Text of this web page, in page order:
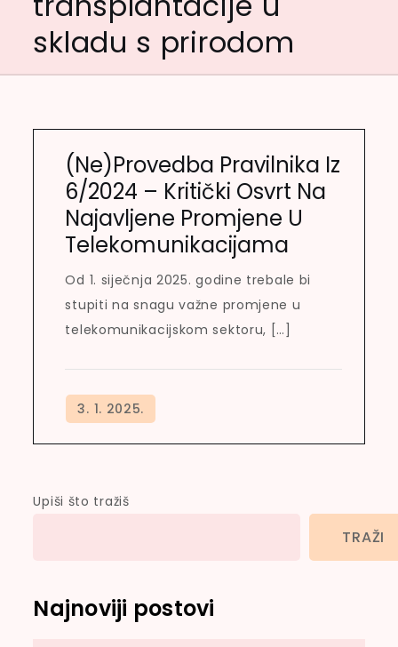
skladu s prirodom
(Ne)Provedba Pravilnika Iz
6/2024 – Kritički Osvrt Na
Najavljene Promjene U
Telekomunikacijama
Od 1. siječnja 2025. godine trebale bi
stupiti na snagu važne promjene u
telekomunikacijskom sektoru, […]
Upiši što tražiš
TRAŽI
Najnoviji postovi